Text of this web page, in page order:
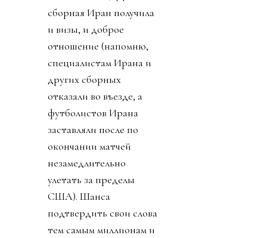
сборная Иран получила
и визы, и доброе
отношение (напомню,
специалистам Ирана и
других сборных
отказали во въезде, а
футболистов Ирана
заставляли после по
окончании матчей
незамедлительно
улетать за пределы
США). Шанса
подтвердить свои слова
тем самым миллионам и